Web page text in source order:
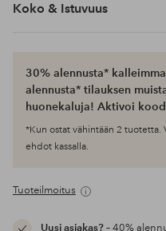
Koko & Istuvuus
30% alennusta*
alennusta* tilauksen
huonekaluja! Aktivoi
*Kun ostat vähintään 2 tuotetta.
ehdot kassalla.
Tuoteilmoitus
Uusi asiakas?– 40%